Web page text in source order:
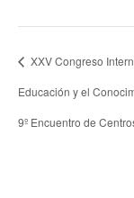
XXV Congreso
Educación y el
9º Encuentro de